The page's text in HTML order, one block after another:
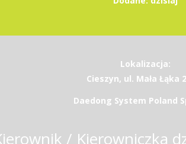
Lokalizacja:
Cieszyn, ul. Mała Łąka
Daedong System Poland